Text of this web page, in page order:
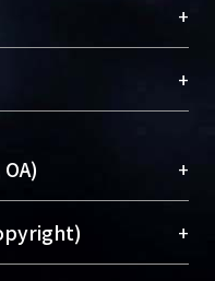
永久珍藏及向國際
能量，圖書館整合
AH）不同功能平
。期能整合研
researcher
integrates the
with “Academic
+
Library)
+
+
訊取用性的社會運
研究著作公開供使
+